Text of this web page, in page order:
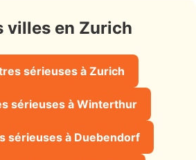
villes en Zurich
sérieuses à Zurich
sérieuses à Winterthur
sérieuses à Duebendorf